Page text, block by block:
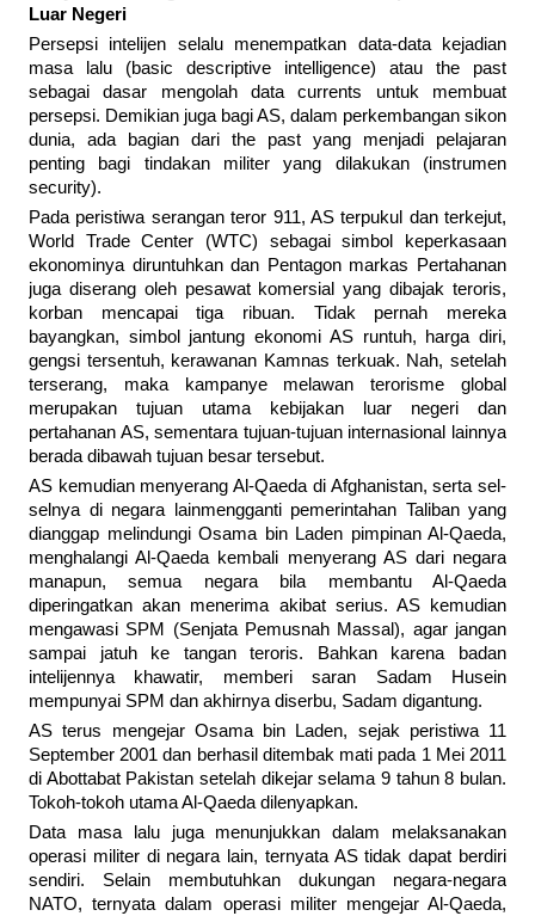
Luar Negeri
Persepsi intelijen selalu menempatkan data-data kejadian
masa lalu (basic descriptive intelligence) atau the past
sebagai dasar mengolah data currents untuk membuat
persepsi. Demikian juga bagi AS, dalam perkembangan sikon
dunia, ada bagian dari the past yang menjadi pelajaran
penting bagi tindakan militer yang dilakukan (instrumen
security).
Pada peristiwa serangan teror 911, AS terpukul dan terkejut,
World Trade Center (WTC) sebagai simbol keperkasaan
ekonominya diruntuhkan dan Pentagon markas Pertahanan
juga diserang oleh pesawat komersial yang dibajak teroris,
korban mencapai tiga ribuan. Tidak pernah mereka
bayangkan, simbol jantung ekonomi AS runtuh, harga diri,
gengsi tersentuh, kerawanan Kamnas terkuak. Nah, setelah
terserang, maka kampanye melawan terorisme global
merupakan tujuan utama kebijakan luar negeri dan
pertahanan AS, sementara tujuan-tujuan internasional lainnya
berada dibawah tujuan besar tersebut.
AS kemudian menyerang Al-Qaeda di Afghanistan, serta sel-
selnya di negara lainmengganti pemerintahan Taliban yang
dianggap melindungi Osama bin Laden pimpinan Al-Qaeda,
menghalangi Al-Qaeda kembali menyerang AS dari negara
manapun, semua negara bila membantu Al-Qaeda
diperingatkan akan menerima akibat serius. AS kemudian
mengawasi SPM (Senjata Pemusnah Massal), agar jangan
sampai jatuh ke tangan teroris. Bahkan karena badan
intelijennya khawatir, memberi saran Sadam Husein
mempunyai SPM dan akhirnya diserbu, Sadam digantung.
AS terus mengejar Osama bin Laden, sejak peristiwa 11
September 2001 dan berhasil ditembak mati pada 1 Mei 2011
di Abottabat Pakistan setelah dikejar selama 9 tahun 8 bulan.
Tokoh-tokoh utama Al-Qaeda dilenyapkan.
Data masa lalu juga menunjukkan dalam melaksanakan
operasi militer di negara lain, ternyata AS tidak dapat berdiri
sendiri. Selain membutuhkan dukungan negara-negara
NATO, ternyata dalam operasi militer mengejar Al-Qaeda,